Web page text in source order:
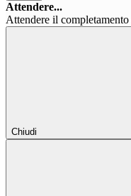
Attendere...
Attendere il
Chiudi